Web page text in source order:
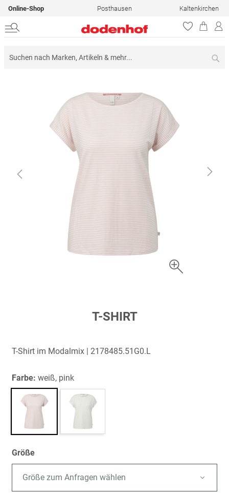
Online-Shop Posthausen Kaltenkirchen
springen
T-SHIRT
T-Shirt im Modalmix | 2178485.51G0.L
Farbe: weiß, pink
Größe
Größe zum Anfragen wählen